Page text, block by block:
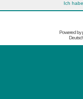
Ich
Powered by